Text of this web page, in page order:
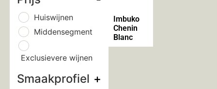
Huiswijnen
Middensegment
Exclusievere wijnen
Smaakprofiel +
Imbuko
Chenin
Blanc